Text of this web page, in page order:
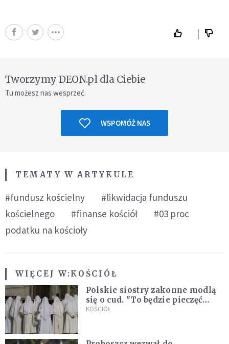
Tworzymy DEON.pl dla Ciebie
Tu możesz nas wesprzeć.
WSPOMÓŻ NAS
TEMATY W ARTYKULE
#fundusz kościelny
#likwidacja funduszu
kościelnego
#finanse kościół
#03 proc
podatku na kościoły
WIĘCEJ W:KOŚCIÓŁ
Polskie siostry zakonne modlą
się o cud. "To będzie pieczęć
Pana Boga dla naszej wiary"
KOŚCIÓŁ